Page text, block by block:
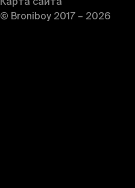
Карта сайта
© Broniboy 2017 – 2026